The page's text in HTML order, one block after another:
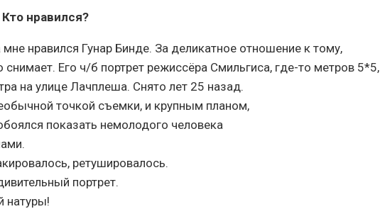
нравился?
нравился Гунар Бинде. За деликатное отношение к тому,
снимает. Его ч/б портрет режиссёра Смильгиса, где-то метров 5*5,
на улице Лачплеша. Снято лет 25 назад.
точкой съемки, и крупным планом,
показать немолодого человека
ретушировалось.
портрет.
натуры!